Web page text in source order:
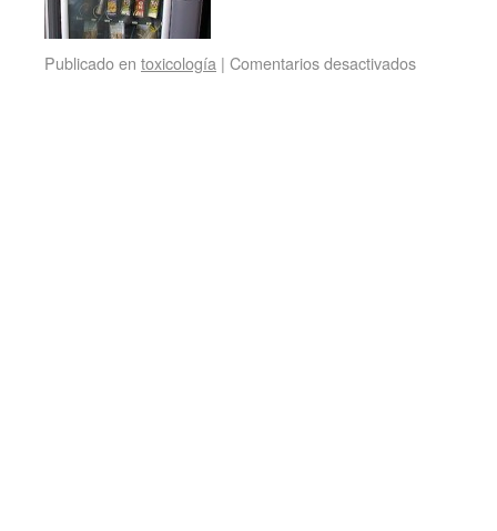
Publicado en toxicología | Comentarios desactivados